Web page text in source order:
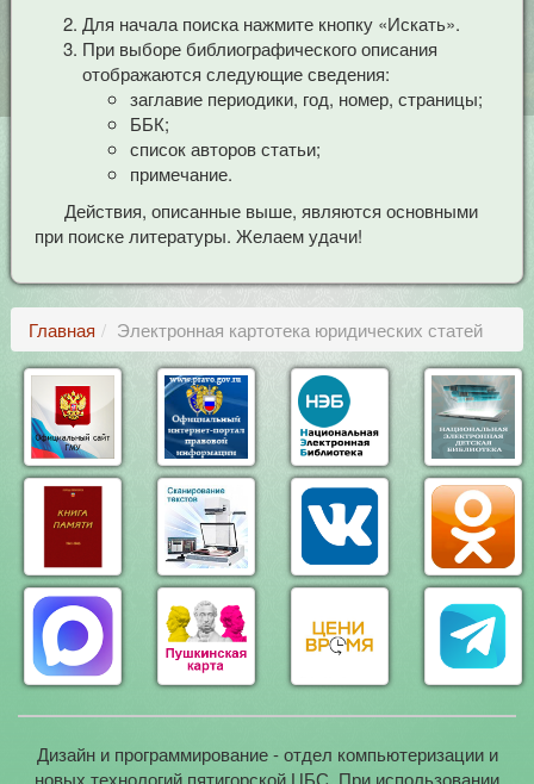
Для начала поиска нажмите кнопку «Искать».
При выборе библиографического описания
отображаются следующие сведения:
заглавие периодики, год, номер, страницы;
ББК;
список авторов статьи;
примечание.
Действия, описанные выше, являются основными
при поиске литературы. Желаем удачи!
Главная Электронная картотека юридических статей
Дизайн и программирование - отдел компьютеризации и